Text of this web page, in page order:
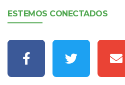
ESTEMOS CONECTADOS